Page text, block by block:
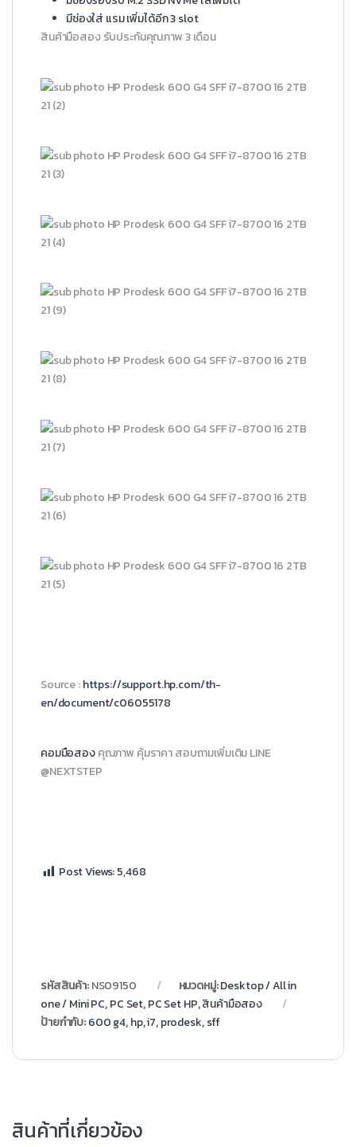
มีช่องใส่ แรม เพิ่มได้อีก 3 slot
สินค้ามือสอง รับประกันคุณภาพ 3 เดือน
Source :https://support.hp.com/th-
en/document/c06055178
คอมมือสองคุณภาพ คุ้มราคา สอบถามเพิ่มเติม LINE
@NEXTSTEP
Post Views:5,468
รหัสสินค้า:NS09150 หมวดหมู่:Desktop / All in
one / Mini PC,PC Set,PC Set HP,สินค้ามือสอง
ป้ายกำกับ:600 g4,hp,i7,prodesk,sff
สินค้าที่เกี่ยวข้อง